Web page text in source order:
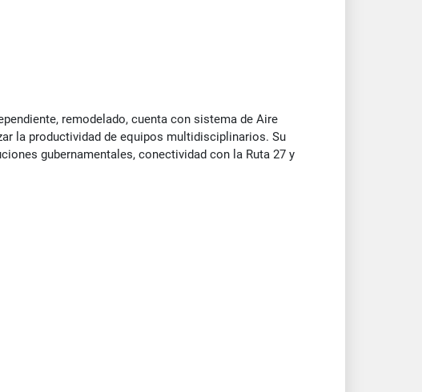
remodelado, cuenta con sistema de Aire
la productividad de equipos multidisciplinarios. Su
gubernamentales, conectividad con la Ruta 27 y